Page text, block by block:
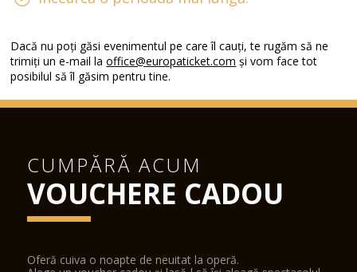
Dacă nu poți găsi evenimentul pe care îl cauți, te rugăm să ne
trimiți un e-mail laoffice@europaticket.com și vom face tot
posibilul să îl găsim pentru tine.
CUMPĂRĂ ACUM
VOUCHERE CADOU
Oferă cuiva o noapte de neuitat la operă.